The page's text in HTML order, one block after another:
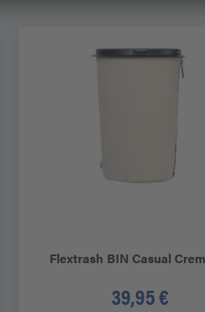
Flextrash BIN Casual
39,95 €